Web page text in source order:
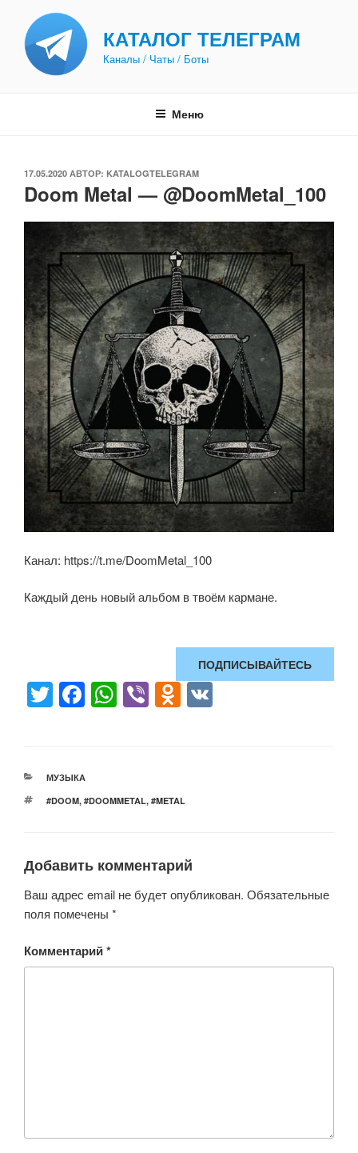
содержимому
КАТАЛОГ ТЕЛЕГРАМ
Каналы / Чаты / Боты
Меню
ОПУБЛИКОВАНО
17.05.2020 АВТОР: KATALOGTELEGRAM
Doom Metal — @DoomMetal_100
Канал: https://t.me/DoomMetal_100
Каждый день новый альбом в твоём кармане.
ПОДПИСЫВАЙТЕСЬ
T
er
F
e
b
k
W
A
Vi O
kl
ni
ki
РУБРИКИ
МУЗЫКА
МЕТКИ
#DOOM, #DOOMMETAL, #METAL
Добавить комментарий
Ваш адрес email не будет опубликован. Обязательные
поля помечены *
Комментарий*